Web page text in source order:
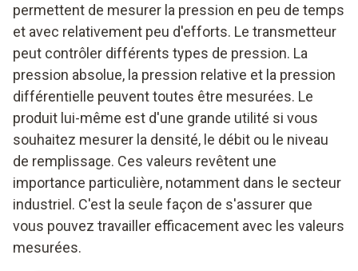
permettent de mesurer la pression en peu de temps
et avec relativement peu d'efforts. Le transmetteur
peut contrôler différents types de pression. La
pression absolue, la pression relative et la pression
différentielle peuvent toutes être mesurées. Le
produit lui-même est d'une grande utilité si vous
souhaitez mesurer la densité, le débit ou le niveau
de remplissage. Ces valeurs revêtent une
importance particulière, notamment dans le secteur
industriel. C'est la seule façon de s'assurer que
vous pouvez travailler efficacement avec les valeurs
mesurées.